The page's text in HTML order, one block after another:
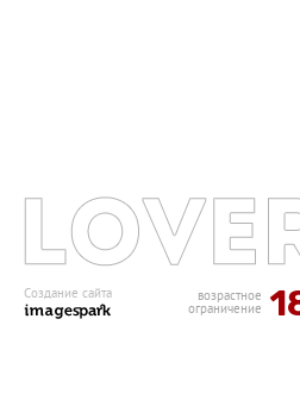
возрастное
ограничение
Создание сайта